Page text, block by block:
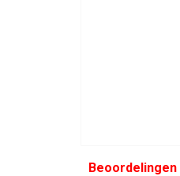
Beoordelingen